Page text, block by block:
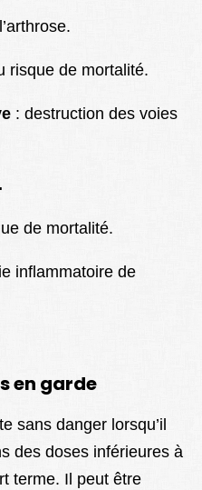
risque de mortalité.
: destruction des voies
de mortalité.
inflammatoire de
en garde
sans danger lorsqu’il
des doses inférieures à
terme. Il peut être